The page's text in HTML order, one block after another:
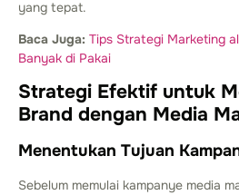
yang tepat.
Baca Juga: Tips Strategi Marketing
Banyak di Pakai
Strategi Efektif untuk
Brand dengan Media
Menentukan Tujuan
Sebelum memulai kampanye media